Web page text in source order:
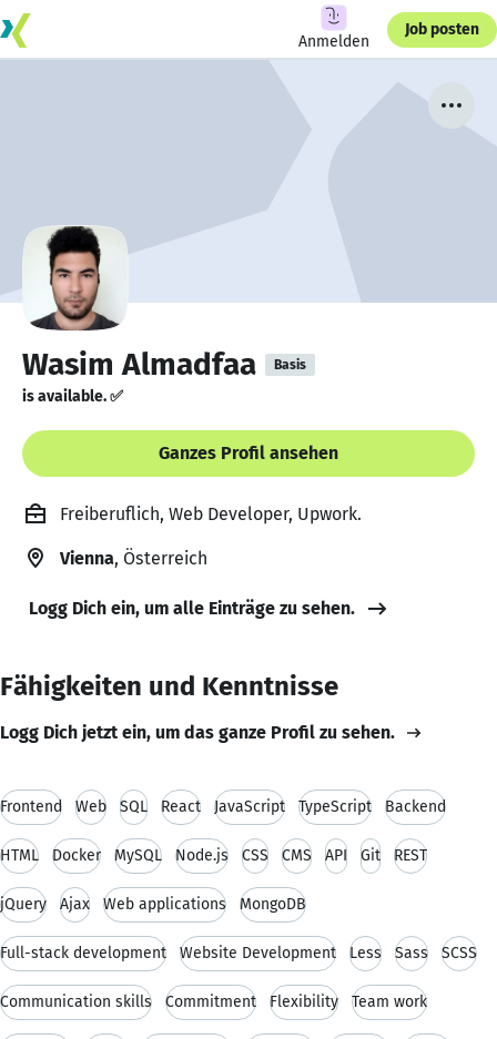
Anmelden
Job posten
Wasim Almadfaa Basis
is available. ✅
Ganzes Profil ansehen
Freiberuflich, Web Developer, Upwork.
Vienna, Österreich
Logg Dich ein, um alle Einträge zu sehen.
Fähigkeiten und Kenntnisse
Logg Dich jetzt ein, um das ganze Profil zu sehen.
Frontend Web SQL React JavaScript TypeScript Backend
HTML Docker MySQL Node.js CSS CMS API Git REST
jQuery Ajax Web applications MongoDB
Full-stack development Website Development Less Sass SCSS
Communication skills Commitment Flexibility Team work